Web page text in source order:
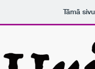
Tämä